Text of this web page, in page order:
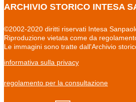
ARCHIVIO STORICO INTESA
©2002-2020 diritti riservati Intesa
Riproduzione vietata come da
Le immagini sono tratte dall'Archivio
informativa sulla privacy
regolamento per la consultazione